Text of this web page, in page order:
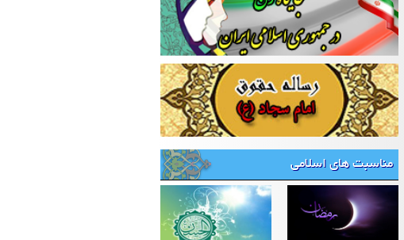
مناسبت های اسلامی